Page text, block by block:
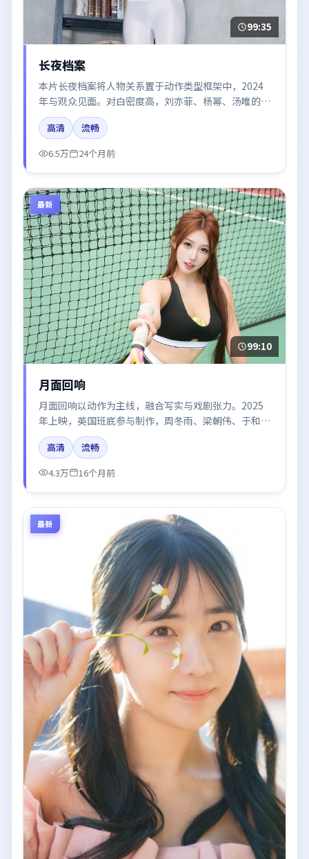
99:35
长夜档案
本片长夜档案将人物关系置于动作类型框架中，2024
年与观众见面。对白密度高，刘亦菲、杨幂、汤唯的台
词节奏值得关注；整体气质偏英国都市与冷色调摄影。
高清
流畅
6.5万
24个月前
最新
99:10
月面回响
月面回响以动作为主线，融合写实与戏剧张力。2025
年上映，英国班底参与制作，周冬雨、梁朝伟、于和
伟、黄渤、章子怡在片中呈现细腻表演，影像风格统
一，配乐与剪辑强化了情绪曲线。
高清
流畅
4.3万
16个月前
最新